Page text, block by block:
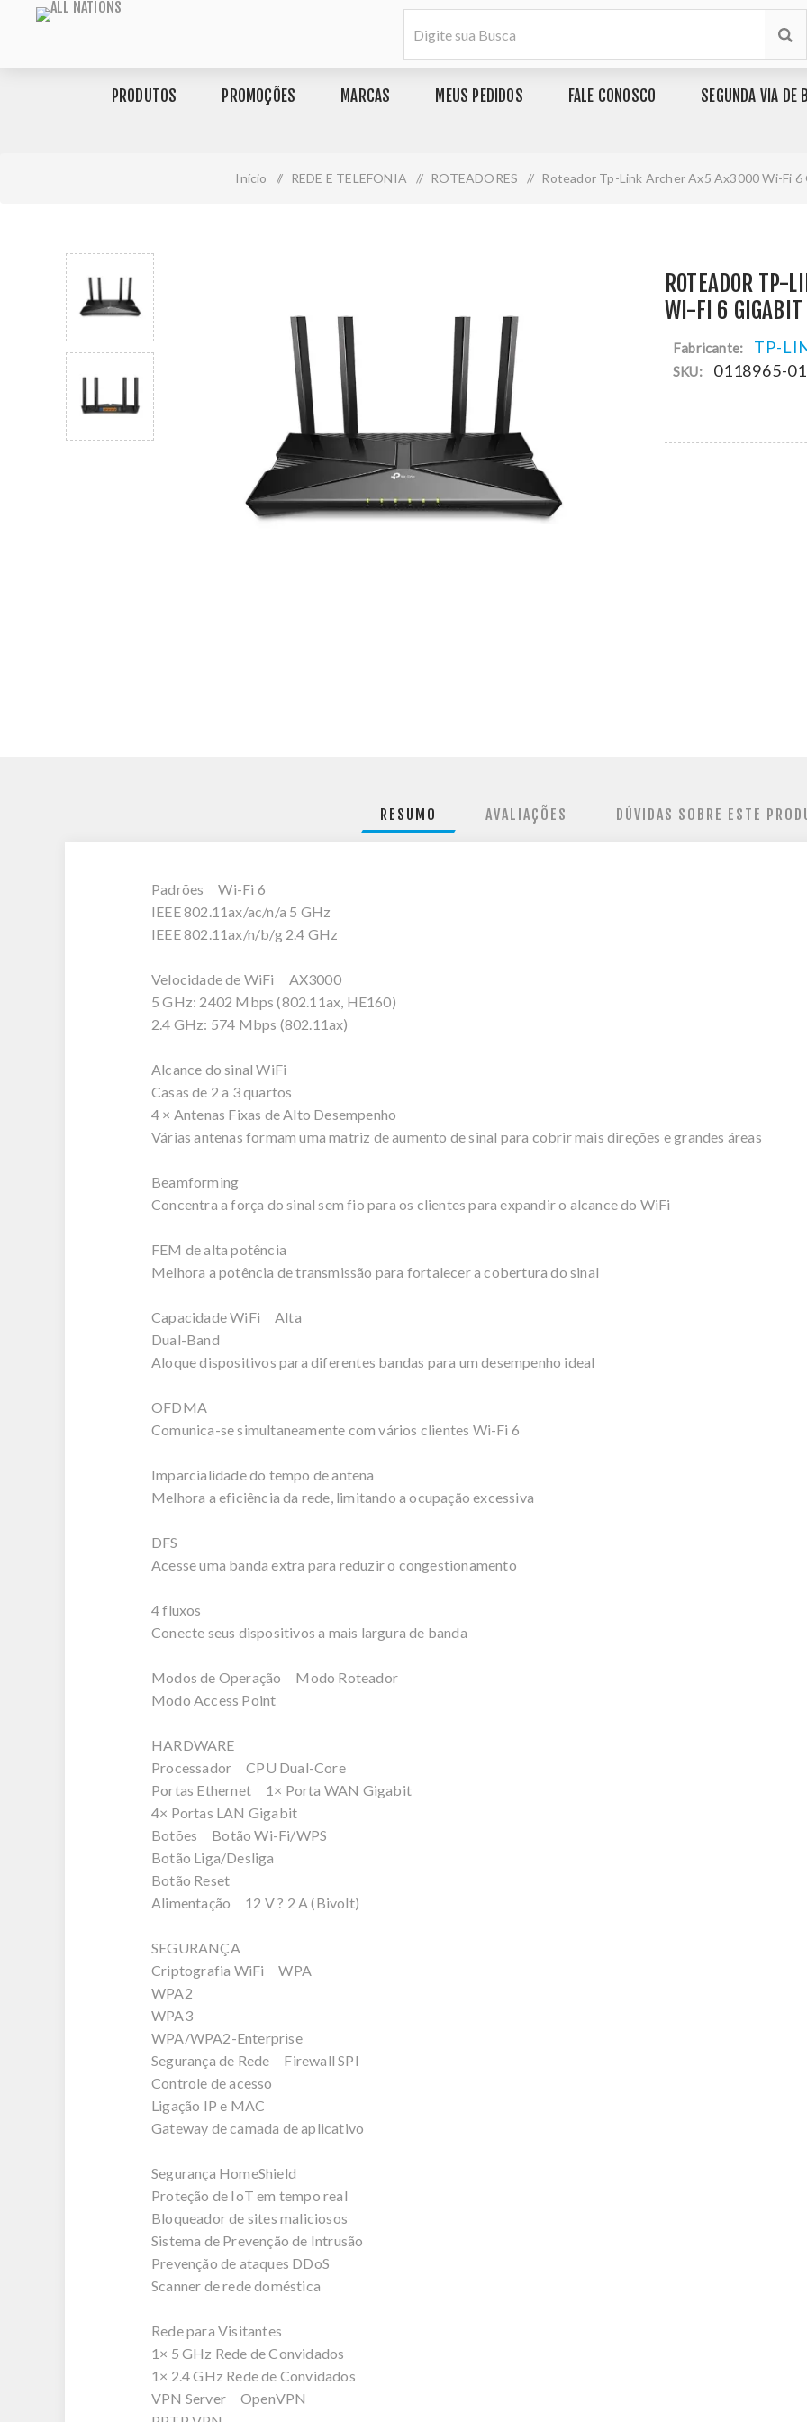
PRODUTOS PROMOÇÕES MARCAS MEUS PEDIDOS FALE CONOSCO SEGUNDA VIA DE
Início / REDE E TELEFONIA / ROTEADORES / Roteador Tp-Link Archer Ax5 Ax3000 Wi-Fi
ROTEADOR TP-
WI-FI 6
Fabricante: TP-
SKU: 0118965-01
RESUMO AVALIAÇÕES DÚVIDAS SOBRE ESTE
Padrões Wi-Fi 6
IEEE 802.11ax/ac/n/a 5 GHz
IEEE 802.11ax/n/b/g 2.4 GHz
Velocidade de WiFi AX3000
5 GHz: 2402 Mbps (802.11ax, HE160)
2.4 GHz: 574 Mbps (802.11ax)
Alcance do sinal WiFi
Casas de 2 a 3 quartos
4 × Antenas Fixas de Alto Desempenho
Várias antenas formam uma matriz de aumento de sinal para cobrir mais direções e grandes áreas
Beamforming
Concentra a força do sinal sem fio para os clientes para expandir o alcance do WiFi
FEM de alta potência
Melhora a potência de transmissão para fortalecer a cobertura do sinal
Capacidade WiFi Alta
Dual-Band
Aloque dispositivos para diferentes bandas para um desempenho ideal
OFDMA
Comunica-se simultaneamente com vários clientes Wi-Fi 6
Imparcialidade do tempo de antena
Melhora a eficiência da rede, limitando a ocupação excessiva
DFS
Acesse uma banda extra para reduzir o congestionamento
4 fluxos
Conecte seus dispositivos a mais largura de banda
Modos de Operação Modo Roteador
Modo Access Point
HARDWARE
Processador CPU Dual-Core
Portas Ethernet 1× Porta WAN Gigabit
4× Portas LAN Gigabit
Botões Botão Wi-Fi/WPS
Botão Liga/Desliga
Botão Reset
Alimentação 12 V ? 2 A (Bivolt)
SEGURANÇA
Criptografia WiFi WPA
WPA2
WPA3
WPA/WPA2-Enterprise
Segurança de Rede Firewall SPI
Controle de acesso
Ligação IP e MAC
Gateway de camada de aplicativo
Segurança HomeShield
Proteção de IoT em tempo real
Bloqueador de sites maliciosos
Sistema de Prevenção de Intrusão
Prevenção de ataques DDoS
Scanner de rede doméstica
Rede para Visitantes
1× 5 GHz Rede de Convidados
1× 2.4 GHz Rede de Convidados
VPN Server OpenVPN